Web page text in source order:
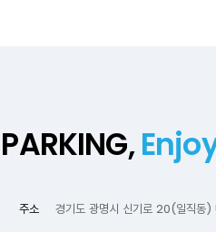
주소
경기도 광명시 신기로 20(일직동